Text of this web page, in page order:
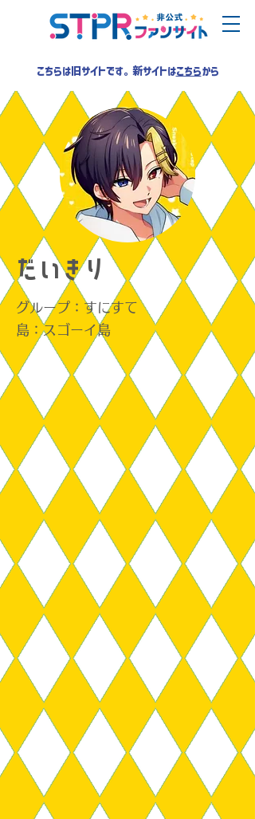
こちらは旧サイトです。新サイトはこちらから
だいきり
グループ：すにすて
島：スゴーイ島